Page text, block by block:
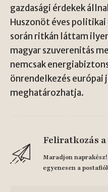
gazdasági érdekek
Huszonöt éves
során ritkán láttam
magyar szuverenitás
nemcsak
önrendelkezés európai
meghatározhatja.
Feliratkozás
Maradjon
egyenesen a